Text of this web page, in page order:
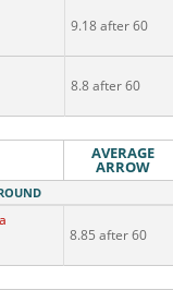
9.18 after 60
8.8 after 60
AVERAGE
ARROW
8.85 after 60